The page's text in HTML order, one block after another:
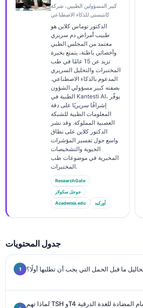
كبير المسؤولين الطبيين، شركة
كانتيستي للذكاء الاصطناعي
الدكتور توماس كلاين هو
طبيب أمراض دم سريري
معتمد من المجلس الطبي
وأخصائي باطنة، يتمتع بخبرة
تزيد عن 15 عامًا في طب
المختبرات والتحليل السريري
المدعوم بالذكاء الاصطناعي.
بصفته كبير مسؤولي الشؤون
الطبية في Kantesti AI، يوفّر
إشرافًا سريريًا على دقة
المعلومات الطبية للشبكة
العصبية المملوكة. وقد نشر
الدكتور كلاين على نطاق
واسع حول تفسير المؤشرات
الحيوية والتشخيصات
المخبرية في موضوعات طب
المختبرات.
ResearchGate
جوجل سكولار
Academia.edu أوركيد
جدول المحتويات
ما قبل الحمل التي يجب أن تطلبها أولًا؟
لماذا تهم TSH وT4 الحر والأجسام المضادة للغدة الدرقية